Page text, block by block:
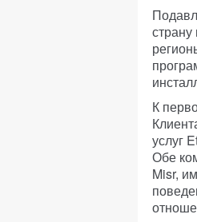
К
услуг
Обе
Misr,